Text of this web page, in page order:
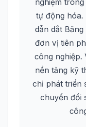
nghiệm
tự động hóa.
dẫn dắt
đơn vị tiên
công nghiệp.
nền tảng kỹ
chỉ phát triển
chuyển đổi